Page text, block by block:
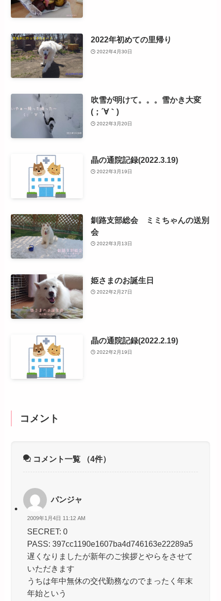
2022年初めての里帰り
2022年4月30日
吹雪が明けて。。。雪かき大変
(；´∀｀)
2022年3月20日
晶の通院記録(2022.3.19)
2022年3月19日
釧路支部総会 ミミちゃんの送別
会
2022年3月13日
姫さまのお誕生日
2022年2月27日
晶の通院記録(2022.2.19)
2022年2月19日
コメント
コメント一覧 （4件）
パンジャ
2009年1月4日 11:12 AM
SECRET: 0
PASS: 397cc1190e1607ba4d746163e22289a5
遅くなりましたが新年のご挨拶とやらをさせて
いただきます
うちは年中無休の交代勤務なのでまったく年末
年始という